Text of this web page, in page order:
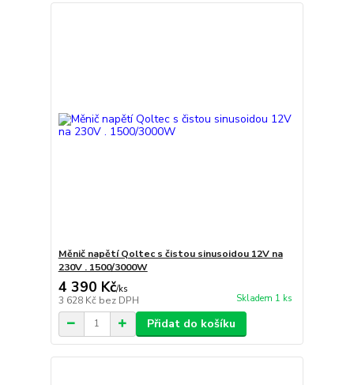
Měnič napětí Qoltec s čistou sinusoidou 12V na
230V . 1500/3000W
4 390 Kč/ks
3 628 Kč bez DPH Skladem 1 ks
Přidat do košíku